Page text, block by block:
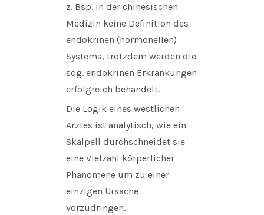
z. Bsp. in der chinesischen
Medizin keine Definition des
endokrinen (hormonellen)
Systems, trotzdem werden die
sog. endokrinen Erkrankungen
erfolgreich behandelt.
Die Logik eines westlichen
Arztes ist analytisch, wie ein
Skalpell durchschneidet sie
eine Vielzahl körperlicher
Phänomene um zu einer
einzigen Ursache
vorzudringen.